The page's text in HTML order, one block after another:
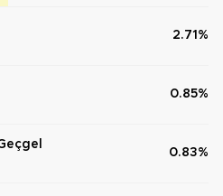
2.71%
0.85%
0.83%